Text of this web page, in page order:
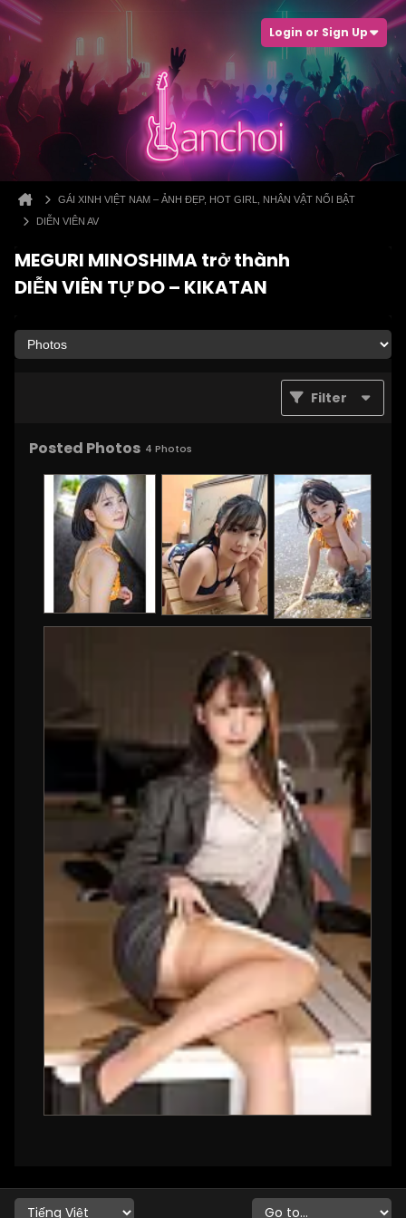
Login or Sign Up
GÁI XINH VIỆT NAM – ẢNH ĐẸP, HOT GIRL, NHÂN VẬT NỔI BẬT
DIỄN VIÊN AV
MEGURI MINOSHIMA trở thành
DIỄN VIÊN TỰ DO – KIKATAN
Filter
Posted Photos 4 Photos